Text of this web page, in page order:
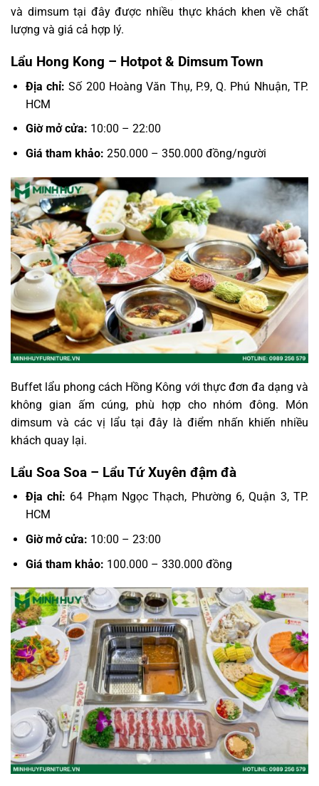
và dimsum tại đây được nhiều thực khách khen về chất
lượng và giá cả hợp lý.
Lẩu Hong Kong – Hotpot & Dimsum Town
Địa chỉ: Số 200 Hoàng Văn Thụ, P.9, Q. Phú Nhuận, TP.
HCM
Giờ mở cửa: 10:00 – 22:00
Giá tham khảo: 250.000 – 350.000 đồng/người
Buffet lẩu phong cách Hồng Kông với thực đơn đa dạng và
không gian ấm cúng, phù hợp cho nhóm đông. Món
dimsum và các vị lẩu tại đây là điểm nhấn khiến nhiều
khách quay lại.
Lẩu Soa Soa – Lẩu Tứ Xuyên đậm đà
Địa chỉ: 64 Phạm Ngọc Thạch, Phường 6, Quận 3, TP.
HCM
Giờ mở cửa: 10:00 – 23:00
Giá tham khảo: 100.000 – 330.000 đồng